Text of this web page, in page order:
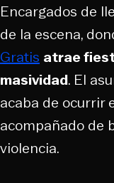
Encargados de
de la escena,
Gratis atrae
masividad. El
acaba de ocurrir
acompañado de
violencia.